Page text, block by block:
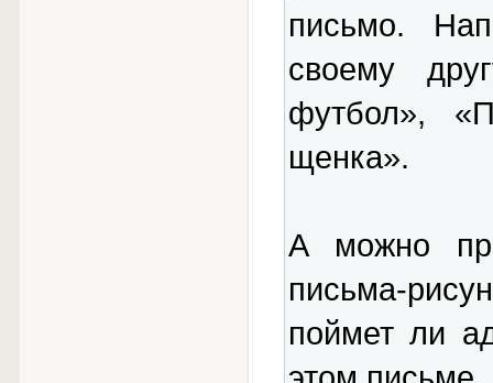
письмо.
своему
футбол»,
щенка».
А можно
письма-
поймет ли